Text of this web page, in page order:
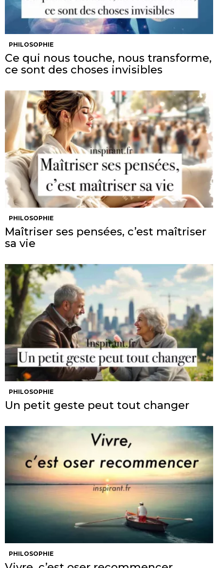
PHILOSOPHIE
Ce qui nous touche, nous transforme,
ce sont des choses invisibles
PHILOSOPHIE
Maîtriser ses pensées, c’est maîtriser
sa vie
PHILOSOPHIE
Un petit geste peut tout changer
PHILOSOPHIE